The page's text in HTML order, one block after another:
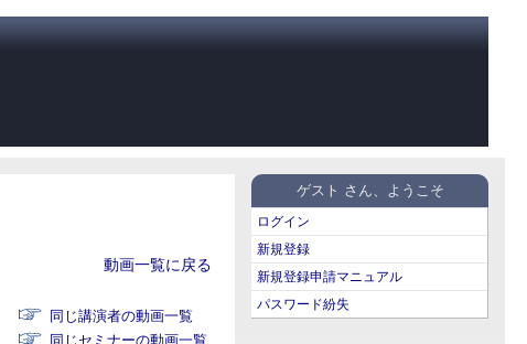
ゲスト さん、ようこそ
ログイン
新規登録
新規登録申請マニュアル
パスワード紛失
動画一覧に戻る
同じ講演者の動画一覧
同じセミナーの動画一覧